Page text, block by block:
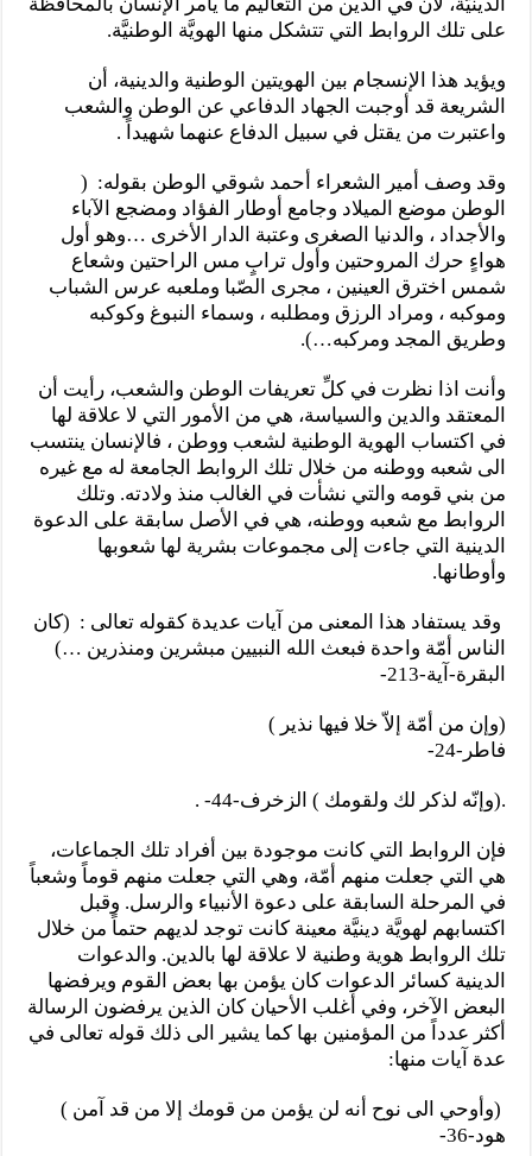
على تلك الروابط التي تتشكل منها الهويَّة الوطنيَّة.
ويؤيد هذا الإنسجام بين الهويتين الوطنية والدينية، أن
الشريعة قد أوجبت الجهاد الدفاعي عن الوطن والشعب
واعتبرت من يقتل في سبيل الدفاع عنهما شهيداً .
وقد وصف أمير الشعراء أحمد شوقي الوطن بقوله: (
الوطن موضع الميلاد وجامع أوطار الفؤاد ومضجع الآباء
والأجداد ، والدنيا الصغرى وعتبة الدار الأخرى …وهو أول
هواءٍ حرك المروحتين وأول ترابٍ مس الراحتين وشعاع
شمس اخترق العينين ، مجرى الصّبا وملعبه عرس الشباب
وموكبه ، ومراد الرزق ومطلبه ، وسماء النبوغ وكوكبه
وطريق المجد ومركبه…).
وأنت اذا نظرت في كلِّ تعريفات الوطن والشعب، رأيت أن
المعتقد والدين والسياسة، هي من الأمور التي لا علاقة لها
في اكتساب الهوية الوطنية لشعب ووطن ، فالإنسان ينتسب
الى شعبه ووطنه من خلال تلك الروابط الجامعة له مع غيره
من بني قومه والتي نشأت في الغالب منذ ولادته. وتلك
الروابط مع شعبه ووطنه، هي في الأصل سابقة على الدعوة
الدينية التي جاءت إلى مجموعات بشرية لها شعوبها
وأوطانها.
وقد يستفاد هذا المعنى من آيات عديدة كقوله تعالى : (كان
الناس أمّة واحدة فبعث الله النبيين مبشرين ومنذرين …)
البقرة-آية-213-
(وإن من أمّة إلاّ خلا فيها نذير )
فاطر-24-
.(وإنّه لذكر لك ولقومك ) الزخرف-44- .
فإن الروابط التي كانت موجودة بين أفراد تلك الجماعات،
هي التي جعلت منهم أمّة، وهي التي جعلت منهم قوماً وشعباً
في المرحلة السابقة على دعوة الأنبياء والرسل. وقبل
اكتسابهم لهويَّة دينيَّة معينة كانت توجد لديهم حتماً من خلال
تلك الروابط هوية وطنية لا علاقة لها بالدين. والدعوات
الدينية كسائر الدعوات كان يؤمن بها بعض القوم ويرفضها
البعض الآخر، وفي أغلب الأحيان كان الذين يرفضون الرسالة
أكثر عدداً من المؤمنين بها كما يشير الى ذلك قوله تعالى في
عدة آيات منها:
(وأوحي الى نوح أنه لن يؤمن من قومك إلا من قد آمن )
هود-36-